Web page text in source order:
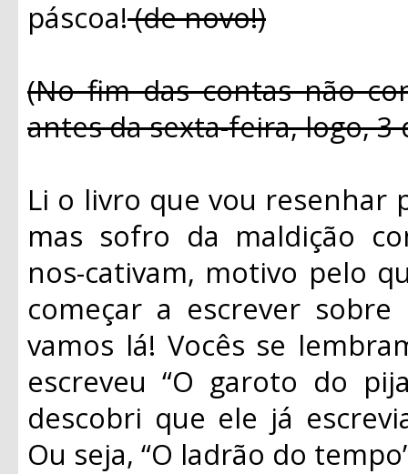
páscoa!(de novo!)
(No fim das contas não
antes da sexta-feira, logo, 3
Li o livro que vou resenhar
mas sofro da maldição
nos-cativam, motivo pelo
começar a escrever
vamos lá! Vocês se
escreveu “O garoto do
descobri que ele já
Ou seja, “O ladrão do